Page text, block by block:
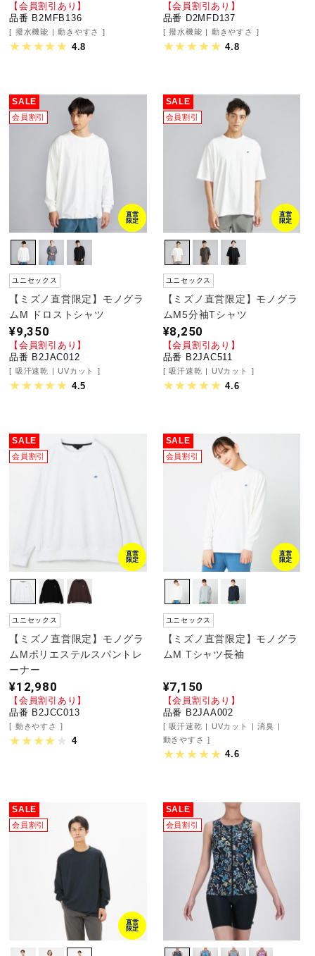
ウォーキングシューズ
インナー
寝具／ミズノスリープ
アウトドア／レイン
サポーター
健康／エクササイズ
ジュニア／キッズ
メディカル
コラボ／ライセンス
その他
サポート
直営店一覧
【会員割引あり】
品番 B2MFB136
撥水機能 動きやすさ
4.8
【会員割引あり】
品番 D2MFD137
撥水機能 動きやすさ
4.8
SALE
会員割引
直営
限定
ユニセックス
【ミズノ直営限定】モノグラ
ムM ドロストシャツ
¥9,350
【会員割引あり】
品番 B2JAC012
吸汗速乾 UVカット
4.5
SALE
会員割引
直営
限定
ユニセックス
【ミズノ直営限定】モノグラ
ムM5分袖Tシャツ
¥8,250
【会員割引あり】
品番 B2JAC511
吸汗速乾 UVカット
4.6
SALE
会員割引
直営
限定
ユニセックス
【ミズノ直営限定】モノグラ
ムMポリエステルスパントレ
ーナー
¥12,980
【会員割引あり】
品番 B2JCC013
動きやすさ
4
SALE
会員割引
直営
限定
ユニセックス
【ミズノ直営限定】モノグラ
ムM Tシャツ長袖
¥7,150
【会員割引あり】
品番 B2JAA002
吸汗速乾 UVカット
消臭
動きやすさ
4.6
SALE
会員割引
直営
限定
SALE
会員割引